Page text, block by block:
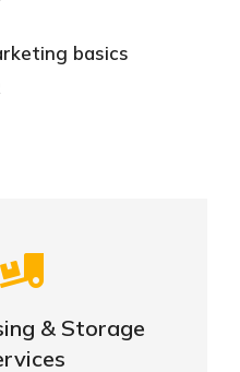
basics
& Storage
of your
DETAILS